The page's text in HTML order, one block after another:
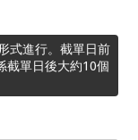
式進行。截單日前
截單日後大約10個